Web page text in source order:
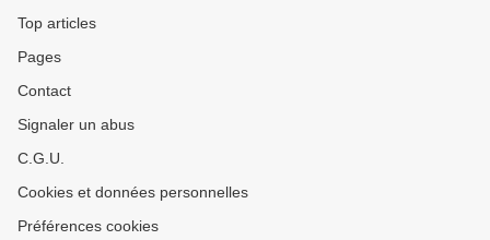
Top articles
Pages
Contact
Signaler un abus
C.G.U.
Cookies et données personnelles
Préférences cookies